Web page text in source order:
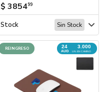
$ 385499
Stock Sin Stock
24
AUG
3.000
UN. EN CAMINO
REINGRESO